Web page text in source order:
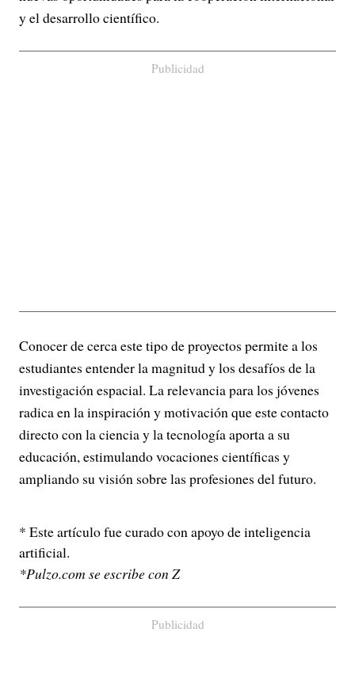
y el desarrollo científico.
Publicidad
Conocer de cerca este tipo de proyectos permite a los
estudiantes entender la magnitud y los desafíos de la
investigación espacial. La relevancia para los jóvenes
radica en la inspiración y motivación que este contacto
directo con la ciencia y la tecnología aporta a su
educación, estimulando vocaciones científicas y
ampliando su visión sobre las profesiones del futuro.
* Este artículo fue curado con apoyo de inteligencia
artificial.
*Pulzo.com se escribe con Z
Publicidad